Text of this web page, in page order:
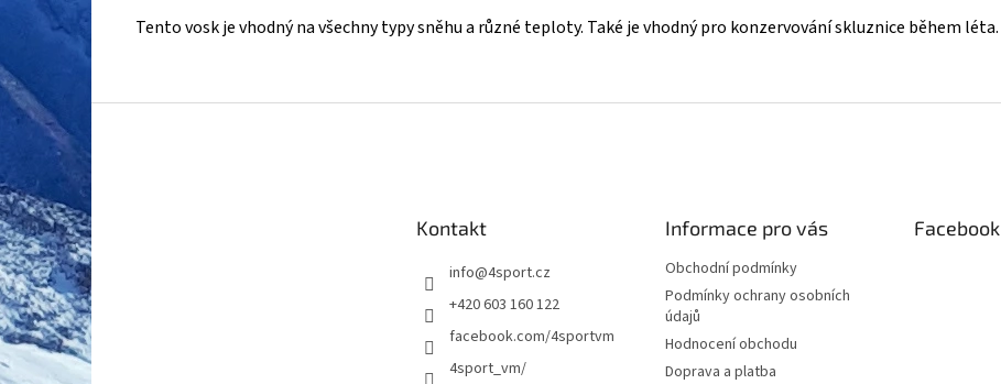
Tento vosk je vhodný na všechny typy sněhu a různé teploty. Také je vhodný pro konzervování skluznice během léta.
a
t
í
Kontakt
info@4sport.cz
+420 603 160 122
facebook.com/4sportvm
4sport_vm/
Informace pro vás
Obchodní podmínky
Podmínky ochrany osobních
údajů
Hodnocení obchodu
Doprava a platba
Facebook